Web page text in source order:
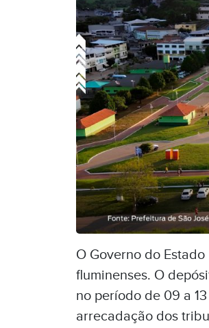
O Governo do
fluminenses. O
no período de 09 a
arrecadaçãodos